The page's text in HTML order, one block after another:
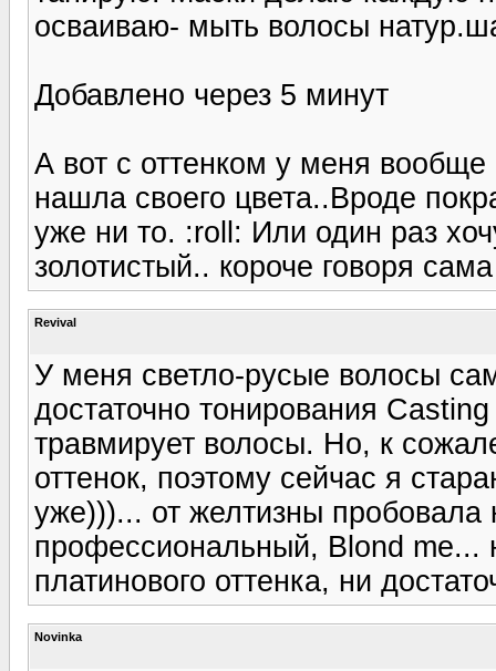
осваиваю- мыть волосы
Добавлено через 5 минут
А вот с оттенком у меня
нашла своего цвета..Вроде
уже ни то. :roll: Или один раз
золотистый.. короче говоря
Revival
У меня светло-русые волосы
достаточно тонирования
травмирует волосы. Но, к
оттенок, поэтому сейчас я
уже)))... от желтизны
профессиональный, Blond me...
платинового оттенка, ни
Novinka